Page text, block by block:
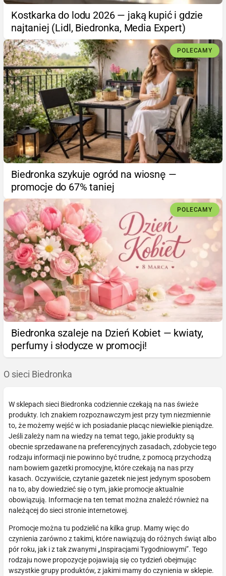
Kostkarka do lodu 2026 — jaką kupić i gdzie
najtaniej (Lidl, Biedronka, Media Expert)
POLECAMY
Biedronka szykuje ogród na wiosnę —
promocje do 67% taniej
POLECAMY
Biedronka szaleje na Dzień Kobiet — kwiaty,
perfumy i słodycze w promocji!
O sieci Biedronka
W sklepach sieci Biedronka codziennie czekają na nas świeże
produkty. Ich znakiem rozpoznawczym jest przy tym niezmiennie
to, że możemy wejść w ich posiadanie płacąc niewielkie pieniądze.
Jeśli zależy nam na wiedzy na temat tego, jakie produkty są
obecnie sprzedawane na preferencyjnych zasadach, zdobycie tego
rodzaju informacji nie powinno być trudne, z pomocą przychodzą
nam bowiem gazetki promocyjne, które czekają na nas przy
kasach. Oczywiście, czytanie gazetek nie jest jedynym sposobem
na to, aby dowiedzieć się o tym, jakie promocje aktualnie
obowiązują. Informacje na ten temat można znaleźć również na
należącej do sieci stronie internetowej.
Promocje można tu podzielić na kilka grup. Mamy więc do
czynienia zarówno z takimi, które nawiązują do różnych świąt albo
pór roku, jak i z tak zwanymi „Inspiracjami Tygodniowymi”. Tego
rodzaju nowe propozycje pojawiają się co tydzień obejmując
wszystkie grupy produktów, z jakimi mamy do czynienia w sklepie.